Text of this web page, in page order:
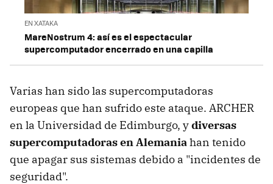
EN XATAKA
MareNostrum 4: así es el espectacular
supercomputador encerrado en una capilla
Varias han sido las supercomputadoras
europeas que han sufrido este ataque. ARCHER
en la Universidad de Edimburgo, ydiversas
supercomputadoras en Alemaniahan tenido
que apagar sus sistemas debido a "incidentes de
seguridad".